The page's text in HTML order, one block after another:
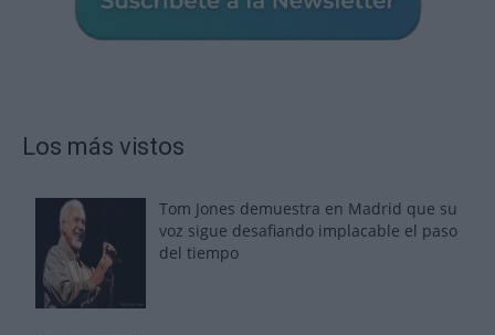
Los más vistos
Tom Jones demuestra en Madrid que su
voz sigue desafiando implacable el paso
del tiempo